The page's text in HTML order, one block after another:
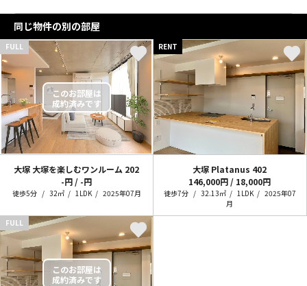
同じ物件の別の部屋
FULL
大塚 大塚を楽しむワンルーム 202
-円 / -円
徒歩5分 32㎡ 1LDK 2025年07月
RENT
大塚 Platanus 402
146,000円 / 18,000円
徒歩7分 32.13㎡ 1LDK
2025年07
月
FULL